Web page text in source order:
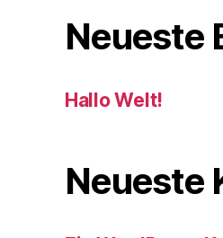
Neueste
Hallo Welt!
Neueste